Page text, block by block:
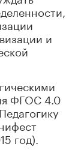
и
ФГОС 4.0
год).